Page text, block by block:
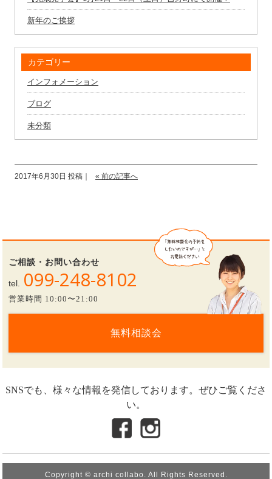
新年のご挨拶
カテゴリー
インフォメーション
ブログ
未分類
2017年6月30日 投稿｜ « 前の記事へ
ご相談・お問い合わせ
tel. 099-248-8102
営業時間 10:00〜21:00
無料相談会
SNSでも、様々な情報を発信しております。ぜひご覧くださ
い。
Copyright © archi collabo. All Rights Reserved.